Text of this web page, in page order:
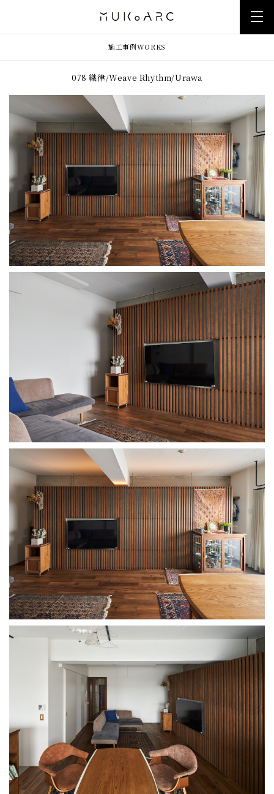
施工事例WORKS
078 織律/Weave Rhythm/Urawa